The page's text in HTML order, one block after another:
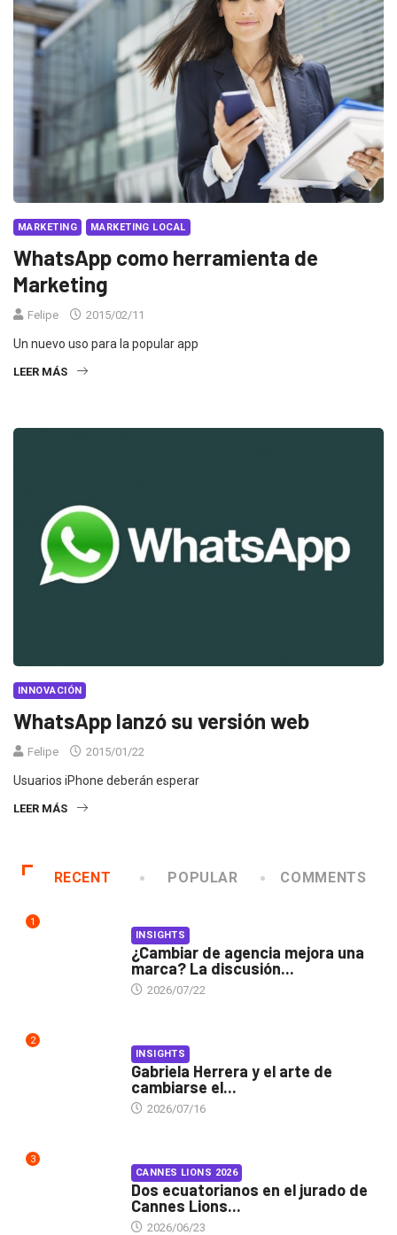
MARKETING MARKETING LOCAL
WhatsApp como herramienta de
Marketing
Felipe 2015/02/11
Un nuevo uso para la popular app
LEER MÁS
INNOVACIÓN
WhatsApp lanzó su versión web
Felipe 2015/01/22
Usuarios iPhone deberán esperar
LEER MÁS
RECENT POPULAR COMMENTS
1
INSIGHTS
¿Cambiar de agencia mejora una
marca? La discusión...
2026/07/22
2
INSIGHTS
Gabriela Herrera y el arte de
cambiarse el...
2026/07/16
3
CANNES LIONS 2026
Dos ecuatorianos en el jurado de
Cannes Lions...
2026/06/23